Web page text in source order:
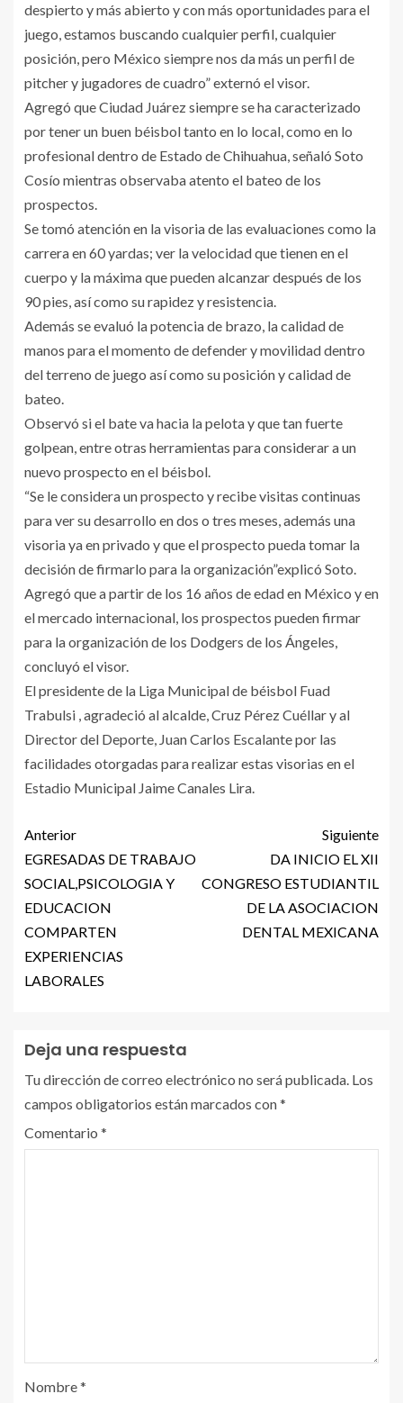
despierto y más abierto y con más oportunidades para el
juego, estamos buscando cualquier perfil, cualquier
posición, pero México siempre nos da más un perfil de
pitcher y jugadores de cuadro” externó el visor.
Agregó que Ciudad Juárez siempre se ha caracterizado
por tener un buen béisbol tanto en lo local, como en lo
profesional dentro de Estado de Chihuahua, señaló Soto
Cosío mientras observaba atento el bateo de los
prospectos.
Se tomó atención en la visoria de las evaluaciones como la
carrera en 60 yardas; ver la velocidad que tienen en el
cuerpo y la máxima que pueden alcanzar después de los
90 pies, así como su rapidez y resistencia.
Además se evaluó la potencia de brazo, la calidad de
manos para el momento de defender y movilidad dentro
del terreno de juego así como su posición y calidad de
bateo.
Observó si el bate va hacia la pelota y que tan fuerte
golpean, entre otras herramientas para considerar a un
nuevo prospecto en el béisbol.
“Se le considera un prospecto y recibe visitas continuas
para ver su desarrollo en dos o tres meses, además una
visoria ya en privado y que el prospecto pueda tomar la
decisión de firmarlo para la organización”explicó Soto.
Agregó que a partir de los 16 años de edad en México y en
el mercado internacional, los prospectos pueden firmar
para la organización de los Dodgers de los Ángeles,
concluyó el visor.
El presidente de la Liga Municipal de béisbol Fuad
Trabulsi , agradeció al alcalde, Cruz Pérez Cuéllar y al
Director del Deporte, Juan Carlos Escalante por las
facilidades otorgadas para realizar estas visorias en el
Estadio Municipal Jaime Canales Lira.
Anterior
EGRESADAS DE TRABAJO
SOCIAL,PSICOLOGIA Y
EDUCACION
COMPARTEN
EXPERIENCIAS
LABORALES
Siguiente
DA INICIO EL XII
CONGRESO ESTUDIANTIL
DE LA ASOCIACION
DENTAL MEXICANA
Deja una respuesta
Tu dirección de correo electrónico no será publicada. Los
campos obligatorios están marcados con*
Comentario *
Nombre*